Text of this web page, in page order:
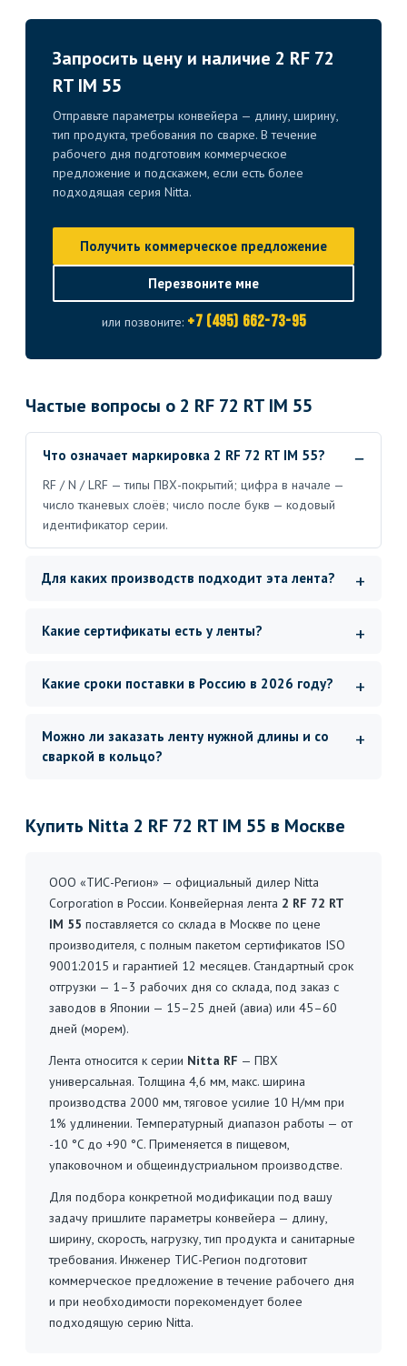
Запросить цену и наличие 2 RF 72
RT IM 55
Отправьте параметры конвейера — длину, ширину,
тип продукта, требования по сварке. В течение
рабочего дня подготовим коммерческое
предложение и подскажем, если есть более
подходящая серия Nitta.
Получить коммерческое предложение
Перезвоните мне
или позвоните: +7 (495) 662-73-95
Частые вопросы о 2 RF 72 RT IM 55
Что означает маркировка 2 RF 72 RT IM 55?
RF / N / LRF — типы ПВХ-покрытий; цифра в начале —
число тканевых слоёв; число после букв — кодовый
идентификатор серии.
Для каких производств подходит эта лента?
Какие сертификаты есть у ленты?
Какие сроки поставки в Россию в 2026 году?
Можно ли заказать ленту нужной длины и со
сваркой в кольцо?
Купить Nitta 2 RF 72 RT IM 55 в Москве
ООО «ТИС-Регион» — официальный дилер Nitta
Corporation в России. Конвейерная лента 2 RF 72 RT
IM 55 поставляется со склада в Москве по цене
производителя, с полным пакетом сертификатов ISO
9001:2015 и гарантией 12 месяцев. Стандартный срок
отгрузки — 1–3 рабочих дня со склада, под заказ с
заводов в Японии — 15–25 дней (авиа) или 45–60
дней (морем).
Лента относится к серии Nitta RF — ПВХ
универсальная. Толщина 4,6 мм, макс. ширина
производства 2000 мм, тяговое усилие 10 Н/мм при
1% удлинении. Температурный диапазон работы — от
-10 °C до +90 °C. Применяется в пищевом,
упаковочном и общеиндустриальном производстве.
Для подбора конкретной модификации под вашу
задачу пришлите параметры конвейера — длину,
ширину, скорость, нагрузку, тип продукта и санитарные
требования. Инженер ТИС-Регион подготовит
коммерческое предложение в течение рабочего дня
и при необходимости порекомендует более
подходящую серию Nitta.